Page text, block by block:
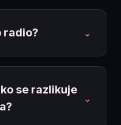
radio? ⌄
se razlikuje
⌄